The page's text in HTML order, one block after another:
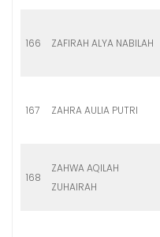
166 ZAFIRAH ALYA NABILAH
167 ZAHRA AULIA PUTRI
168
ZAHWA AQILAH
ZUHAIRAH